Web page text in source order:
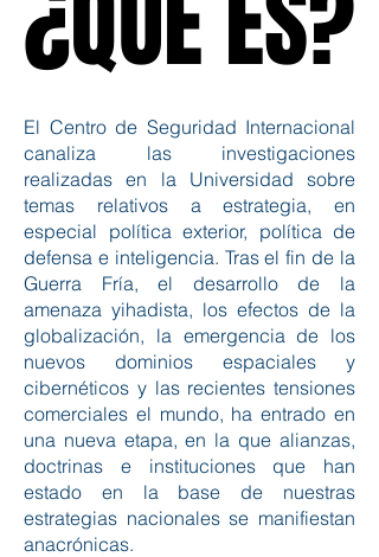
El Centro de Seguridad Internacional
canaliza las investigaciones
realizadas en la Universidad sobre
temas relativos a estrategia, en
especial política exterior, política de
defensa e inteligencia. Tras el fin de la
Guerra Fría, el desarrollo de la
amenaza yihadista, los efectos de la
globalización, la emergencia de los
nuevos dominios espaciales y
cibernéticos y las recientes tensiones
comerciales el mundo, ha entrado en
una nueva etapa, en la que alianzas,
doctrinas e instituciones que han
estado en la base de nuestras
estrategias nacionales se manifiestan
anacrónicas.